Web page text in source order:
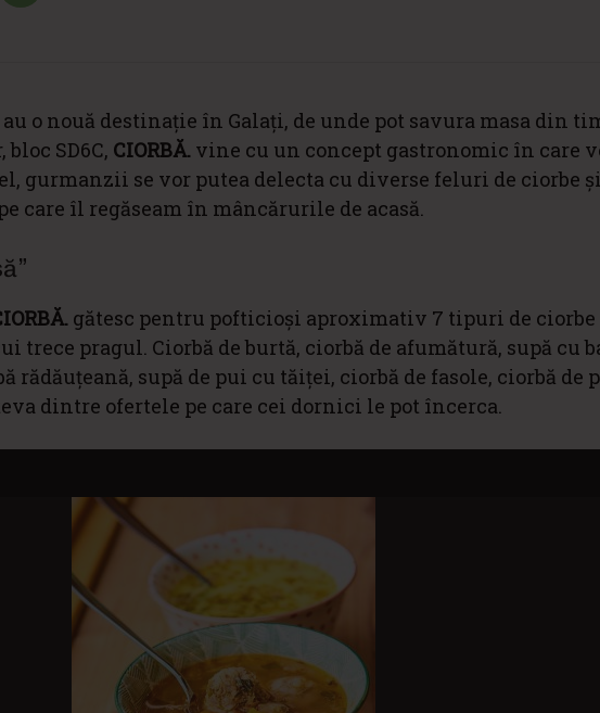
o nouă destinație în Galați, de unde pot savura masa din
SD6C, CIORBĂ. vine cu un concept gastronomic în care
gurmanzii se vor putea delecta cu diverse feluri de ciorbe
care îl regăseam în mâncărurile de acasă.
gătesc pentru pofticioși aproximativ 7 tipuri de ciorbe
pragul. Ciorbă de burtă, ciorbă de afumătură, supă cu
rădăuțeană, supă de pui cu tăiței, ciorbă de fasole, ciorbă de
dintre ofertele pe care cei dornici le pot încerca.